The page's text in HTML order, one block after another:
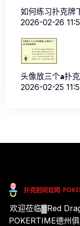
如何练习扑克牌
2026-02-26
头像放三个a扑
2026-02-25
欢迎莅临▓Red
POKERTIME德州